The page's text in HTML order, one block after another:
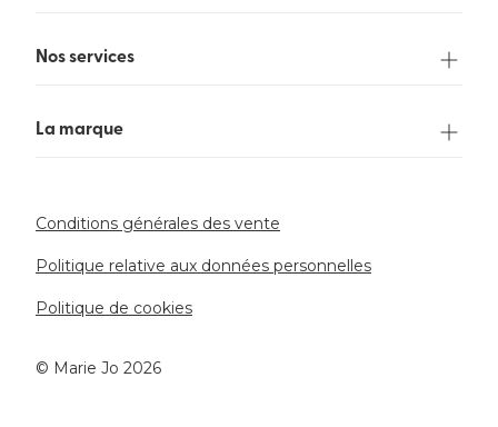
Nos services
La marque
Conditions générales des vente
Politique relative aux données personnelles
Politique de cookies
©️ Marie Jo 2026